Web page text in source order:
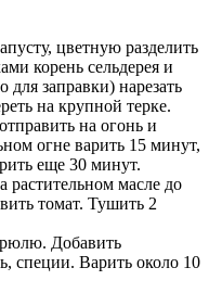
цветную разделить
корень сельдерея и
для заправки) нарезать
на крупной терке.
на огонь и
огне варить 15 минут,
еще 30 минут.
растительном масле до
томат. Тушить 2
Добавить
специи. Варить около 10